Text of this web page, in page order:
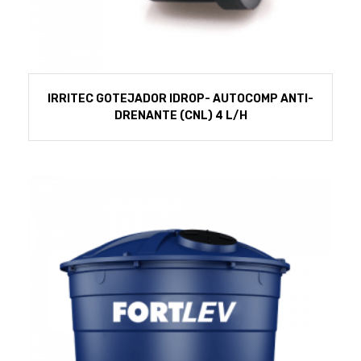
IRRITEC GOTEJADOR IDROP- AUTOCOMP ANTI-
DRENANTE (CNL) 4 L/H